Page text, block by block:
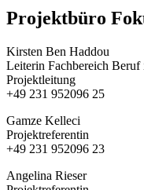
Projektbüro
Kirsten Ben Haddou
Leiterin Fachbereich
Projektleitung
+49 231 952096 25
Gamze Kelleci
Projektreferentin
+49 231 952096 23
Angelina Rieser